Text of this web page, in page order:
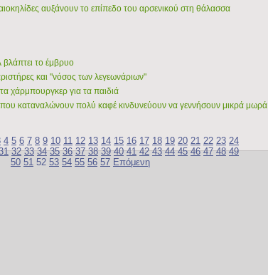
αυξάνουν το επίπεδο του αρσενικού στη θάλασσα
βλάπτει το έμβρυο
και "νόσος των λεγεωνάριων"
χάρμπουργκερ για τα παιδιά
που καταναλώνουν πολύ καφέ κινδυνεύουν να γεννήσουν μικρά μωρά
4 5 6 7 8 9 10 11 12 13 14 15 16 17 18 19 20 21 22 23 24
32 33 34 35 36 37 38 39 40 41 42 43 44 45 46 47 48 49
50 51 52 53 54 55 56 57 Επόμενη